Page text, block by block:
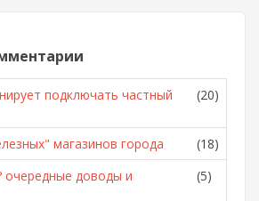
подключать частный
(20)
магазинов города
(18)
очередные доводы и
(5)